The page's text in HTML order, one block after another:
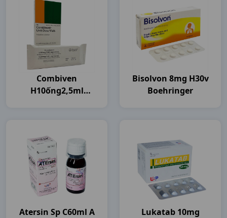
Combiven
H10ống2,5ml
Bisolvon 8mg H30v
Boehringer
Atersin Sp C60ml A
Lukatab 10mg